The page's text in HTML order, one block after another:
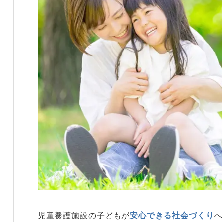
児童養護施設の子どもが安心できる社会づくり